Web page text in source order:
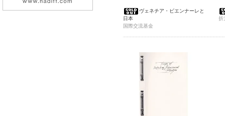
ヴェネチア・ビエンナーレと
日本
国際交流基金
折